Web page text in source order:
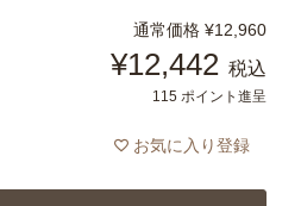
通常価格 ¥12,960
¥12,442 税込
115 ポイント進呈
お気に入り登録